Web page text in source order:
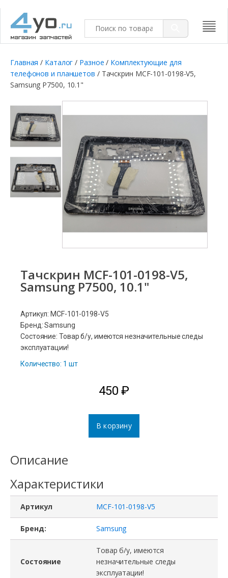
Главная / Каталог / Разное / Комплектующие для
телефонов и планшетов / Тачскрин MCF-101-0198-V5,
Samsung P7500, 10.1"
Тачскрин MCF-101-0198-V5,
Samsung P7500, 10.1"
Артикул: MCF-101-0198-V5
Бренд: Samsung
Состояние: Товар б/у, имеются незначительные следы
эксплуатации!
Количество: 1 шт
450₽
В корзину
Описание
Характеристики
Артикул MCF-101-0198-V5
Бренд: Samsung
Состояние
Товар б/у, имеются
незначительные следы
эксплуатации!